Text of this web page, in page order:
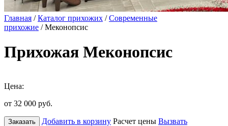
Главная /Каталог прихожих /Современные
прихожие / Меконопсис
Прихожая Меконопсис
Цена:
от 32 000 руб.
Заказать Добавить в корзину Расчет цены Вызвать